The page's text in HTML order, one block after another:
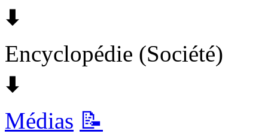
🠯
Encyclopédie (Société)
🠯
Médias 📝